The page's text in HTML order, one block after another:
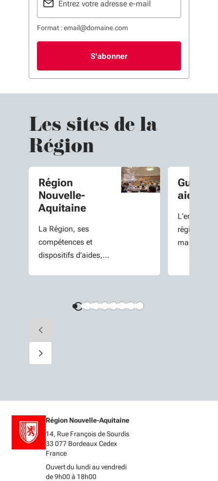
Format : email@domaine.com
Les sites de la
Région
Région
Nouvelle-
Aquitaine
La Région, ses
compétences et
dispositifs d’aides,
Guide
aides
régionales,
Région Nouvelle-Aquitaine
14, Rue François de Sourdis
33 077 Bordeaux Cedex
France
Ouvert du lundi au vendredi
de 9h00 à 18h00